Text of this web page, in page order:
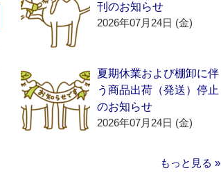
刊のお知らせ
2026年07月24日 (金)
夏期休業および棚卸に伴
う商品出荷（発送）停止
のお知らせ
2026年07月24日 (金)
もっと見る »